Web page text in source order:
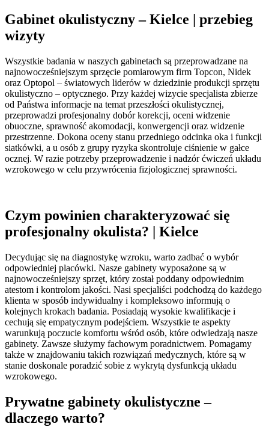
Gabinet okulistyczny – Kielce | przebieg
wizyty
Wszystkie badania w naszych gabinetach są przeprowadzane na
najnowocześniejszym sprzęcie pomiarowym firm Topcon, Nidek
oraz Optopol – światowych liderów w dziedzinie produkcji sprzętu
okulistyczno – optycznego. Przy każdej wizycie specjalista zbierze
od Państwa informacje na temat przeszłości okulistycznej,
przeprowadzi profesjonalny dobór korekcji, oceni widzenie
obuoczne, sprawność akomodacji, konwergencji oraz widzenie
przestrzenne. Dokona oceny stanu przedniego odcinka oka i funkcji
siatkówki, a u osób z grupy ryzyka skontroluje ciśnienie w gałce
ocznej. W razie potrzeby przeprowadzenie i nadzór ćwiczeń układu
wzrokowego w celu przywrócenia fizjologicznej sprawności.
Czym powinien charakteryzować się
profesjonalny okulista? | Kielce
Decydując się na diagnostykę wzroku, warto zadbać o wybór
odpowiedniej placówki. Nasze gabinety wyposażone są w
najnowocześniejszy sprzęt, który został poddany odpowiednim
atestom i kontrolom jakości. Nasi specjaliści podchodzą do każdego
klienta w sposób indywidualny i kompleksowo informują o
kolejnych krokach badania. Posiadają wysokie kwalifikacje i
cechują się empatycznym podejściem. Wszystkie te aspekty
warunkują poczucie komfortu wśród osób, które odwiedzają nasze
gabinety. Zawsze służymy fachowym poradnictwem. Pomagamy
także w znajdowaniu takich rozwiązań medycznych, które są w
stanie doskonale poradzić sobie z wykrytą dysfunkcją układu
wzrokowego.
Prywatne gabinety okulistyczne –
dlaczego warto?